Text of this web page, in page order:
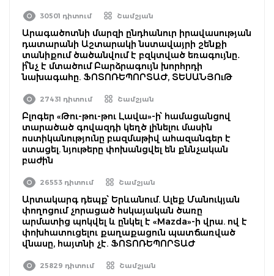
30501 դիտում Շամշյան
Արագածոտնի մարզի ընդհանուր իրավասության
դատարանի Աշտարակի նստավայրի շենքի
տանիքում ծածանվում է բզկտված եռագույնը․
ի՞նչ է մտածում Բարձրագույն խորհրդի
նախագահը. ՖՈՏՈՌԵՊՈՐՏԱԺ, ՏԵՍԱՆՅՈւԹ
27431 դիտում Շամշյան
Բլոգեր «Թու-թու-թու Լավա»-ի՝ համացանցով
տարածած գովազդի կեղծ լինելու մասին
ոստիկանությունը բազմաթիվ ահազանգեր է
ստացել. նյութերը փոխանցվել են քննչական
բաժին
26553 դիտում Շամշյան
Արտակարգ դեպք՝ Երևանում. Ալեք Մանուկյան
փողոցում չորացած հսկայական ծառը
արմատից պոկվել և ընկել է «Mazda»-ի վրա. ով է
փոխհատուցելու քաղաքացուն պատճառված
վնասը, հայտնի չէ. ՖՈՏՈՌԵՊՈՐՏԱԺ
25829 դիտում Շամշյան